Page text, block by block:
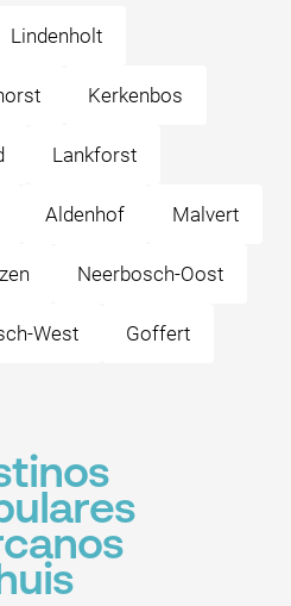
Lindenholt
Kerkenbos
Lankforst
Aldenhof Malvert
Neerbosch-Oost
West Goffert